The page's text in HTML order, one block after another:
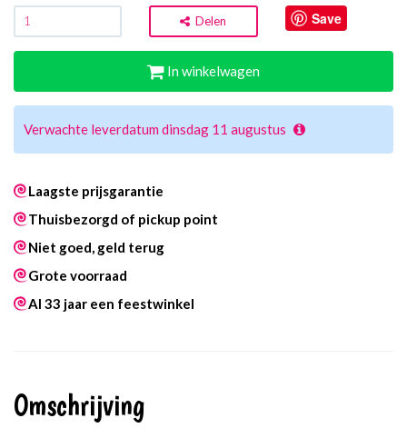
Delen Save
In winkelwagen
Verwachte leverdatum dinsdag 11 augustus
Laagste prijsgarantie
Thuisbezorgd of pickup point
Niet goed, geld terug
Grote voorraad
Al 33 jaar een feestwinkel
Omschrijving